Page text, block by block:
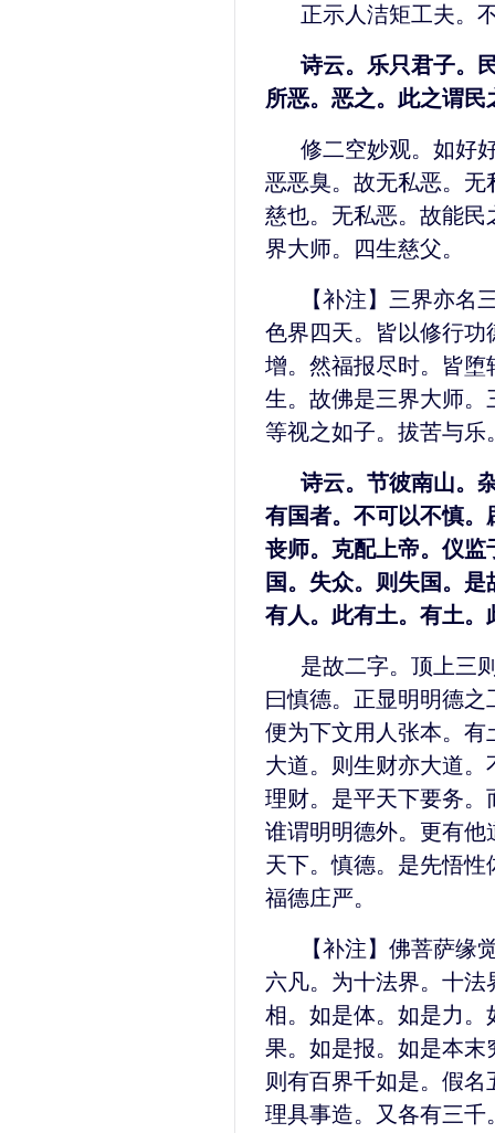
正示人洁矩工夫。
诗云。乐只君子。
所恶。恶之。此之谓民
修二空妙观。如好
恶恶臭。故无私恶。
慈也。无私恶。故能
界大师。四生慈父。
【补注】三界亦名
色界四天。皆以修行
增。然福报尽时。皆
生。故佛是三界大师
等视之如子。拔苦与乐
诗云。节彼南山。
有国者。不可以不慎
丧师。克配上帝。仪
国。失众。则失国。
有人。此有土。有土
是故二字。顶上三
曰慎德。正显明明德
便为下文用人张本。
大道。则生财亦大道
理财。是平天下要务
谁谓明明德外。更有
天下。慎德。是先悟
福德庄严。
【补注】佛菩萨缘
六凡。为十法界。十
相。如是体。如是力
果。如是报。如是本
则有百界千如是。假
理具事造。又各有三